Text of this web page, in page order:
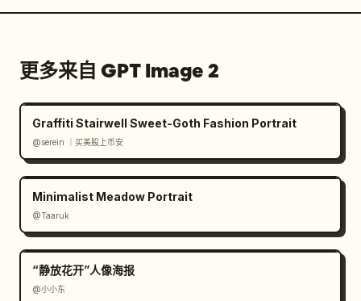
更多来自 GPT Image 2
Graffiti Stairwell Sweet-Goth Fashion Portrait
@serein ｜买美股上币安
Minimalist Meadow Portrait
@Taaruk
“静放花开”人像海报
@小小东